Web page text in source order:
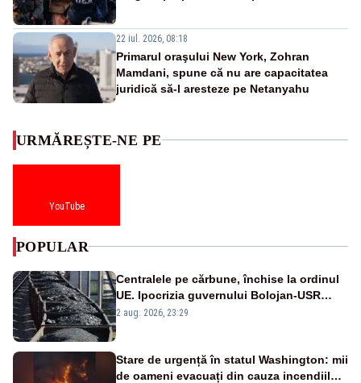
22 iul. 2026, 08:18
Primarul oraşului New York, Zohran
Mamdani, spune că nu are capacitatea
juridică să-l aresteze pe Netanyahu
URMĂREȘTE-NE PE
YouTube
POPULAR
Centralele pe cărbune, închise la ordinul
UE. Ipocrizia guvernului Bolojan-USR
după starea de alertă
2 aug. 2026, 23:29
Stare de urgență în statul Washington: mii
de oameni evacuați din cauza incendiilor